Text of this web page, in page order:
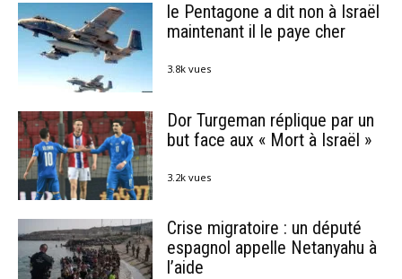
le Pentagone a dit non à Israël
maintenant il le paye cher
3.8k vues
Dor Turgeman réplique par un
but face aux « Mort à Israël »
3.2k vues
Crise migratoire : un député
espagnol appelle Netanyahu à
l’aide